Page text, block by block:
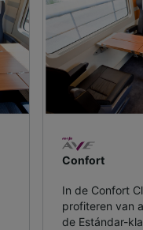
Confort
In de Confort
profiteren van
de Estándar-